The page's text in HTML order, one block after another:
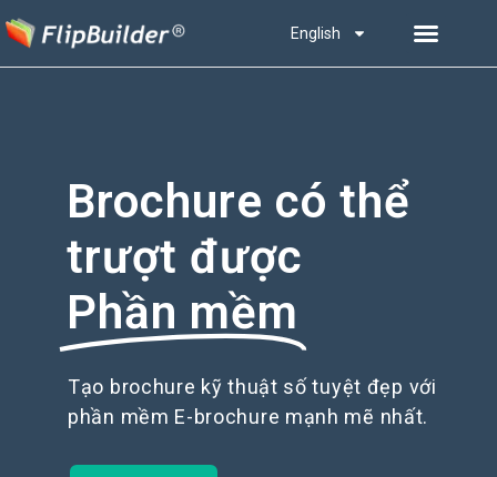
English
Brochure có thể
trượt được
Phần mềm
Tạo brochure kỹ thuật số tuyệt đẹp với
phần mềm E-brochure mạnh mẽ nhất.